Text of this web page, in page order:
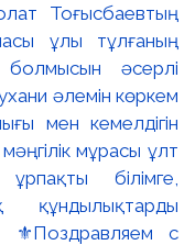
Тоғысбаевтың
ұлы тұлғаның
әсерлі
әлемін көркем
мен кемелдігін
мұрасы ұлт
білімге,
⚜️Поздравляем с